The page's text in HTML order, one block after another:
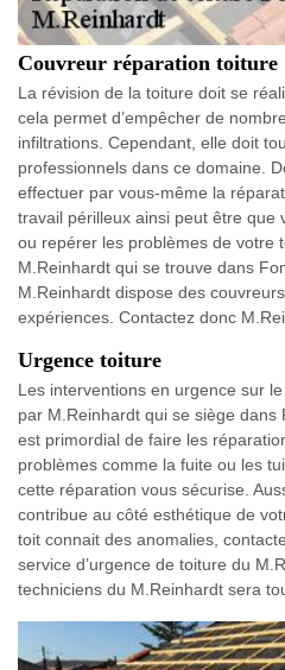
Couvreur réparation toiture
La révision de la toiture doit se
cela permet d’empêcher de
infiltrations. Cependant, elle doit
professionnels dans ce domaine.
effectuer par vous-même la
travail périlleux ainsi peut être que
ou repérer les problèmes de votre
M.Reinhardt qui se trouve dans
M.Reinhardt dispose des
expériences. Contactez donc
Urgence toiture
Les interventions en urgence sur
par M.Reinhardt qui se siège
est primordial de faire les
problèmes comme la fuite ou les
cette réparation vous sécurise.
contribue au côté esthétique de
toit connait des anomalies,
service d’urgence de toiture du
techniciens du M.Reinhardt sera